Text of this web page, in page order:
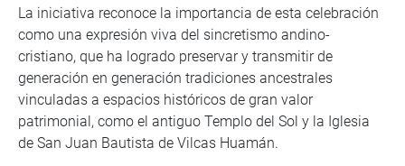
La iniciativa reconoce la importancia de esta celebración
como una expresión viva del sincretismo andino-
cristiano, que ha logrado preservar y transmitir de
generación en generación tradiciones ancestrales
vinculadas a espacios históricos de gran valor
patrimonial, como el antiguo Templo del Sol y la Iglesia
de San Juan Bautista de Vilcas Huamán.